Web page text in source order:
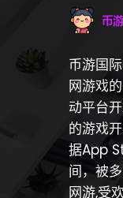
币游国
网游戏
动平台
的游戏
据App
间，被
网游,受